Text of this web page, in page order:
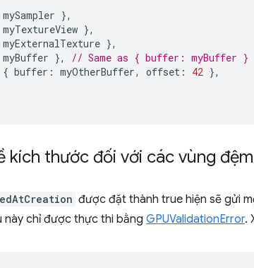
mySampler },
myTextureView },
myExternalTexture },
myBuffer },
// Same as { buffer: myBuffer }
{ buffer : myOtherBuffer, offset : 42 },
kích thước đối với các vùng
được đặt thành true hiện sẽ gửi
này chỉ được thực thi bằng GPUValidationError.